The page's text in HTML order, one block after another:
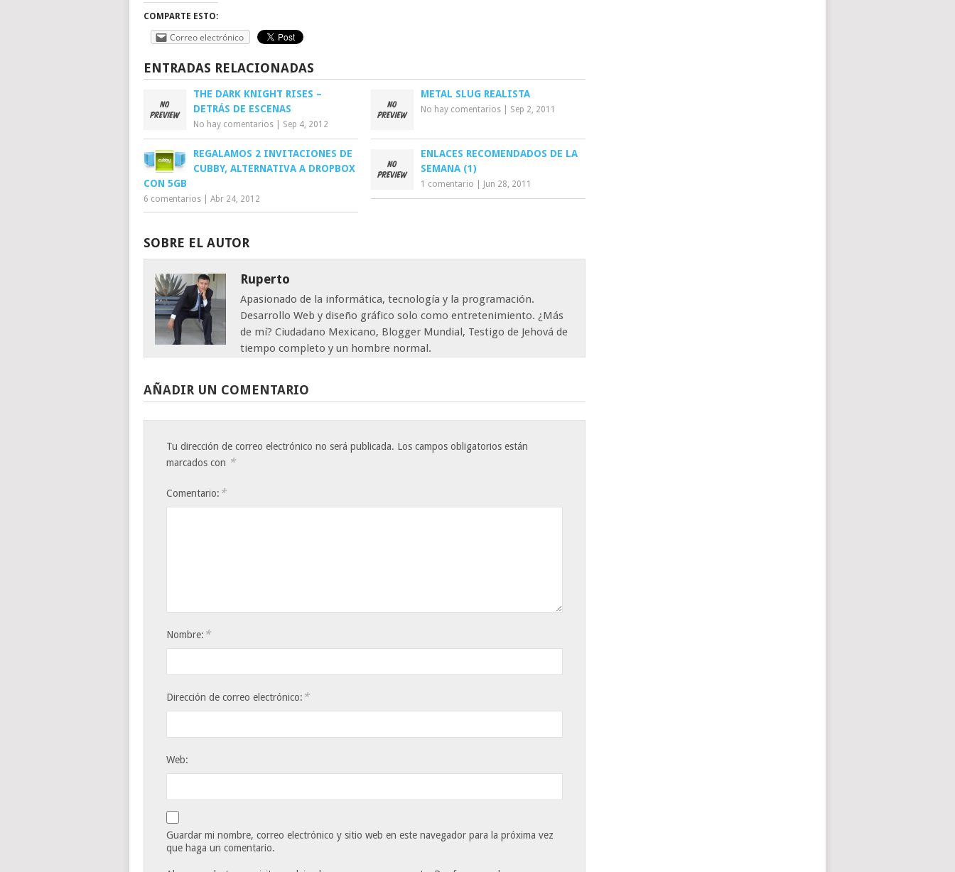
COMPARTE ESTO:
Correo electrónico
ENTRADAS RELACIONADAS
THE DARK KNIGHT RISES –
DETRÁS DE ESCENAS
No hay comentarios Sep 4, 2012
METAL SLUG REALISTA
No hay comentarios Sep 2, 2011
REGALAMOS 2 INVITACIONES DE
CUBBY, ALTERNATIVA A DROPBOX
CON 5GB
6 comentarios Abr 24, 2012
ENLACES RECOMENDADOS DE LA
SEMANA (1)
1 comentario Jun 28, 2011
SOBRE EL AUTOR
Ruperto
Apasionado de la informática, tecnología y la programación.
Desarrollo Web y diseño gráfico solo como entretenimiento. ¿Más
de mí? Ciudadano Mexicano, Blogger Mundial, Testigo de Jehová de
tiempo completo y un hombre normal.
AÑADIR UN COMENTARIO
Tu dirección de correo electrónico no será publicada. Los campos obligatorios están
marcados con *
Comentario: *
Nombre: *
Dirección de correo electrónico: *
Web:
Guardar mi nombre, correo electrónico y sitio web en este navegador para la próxima vez
que haga un comentario.